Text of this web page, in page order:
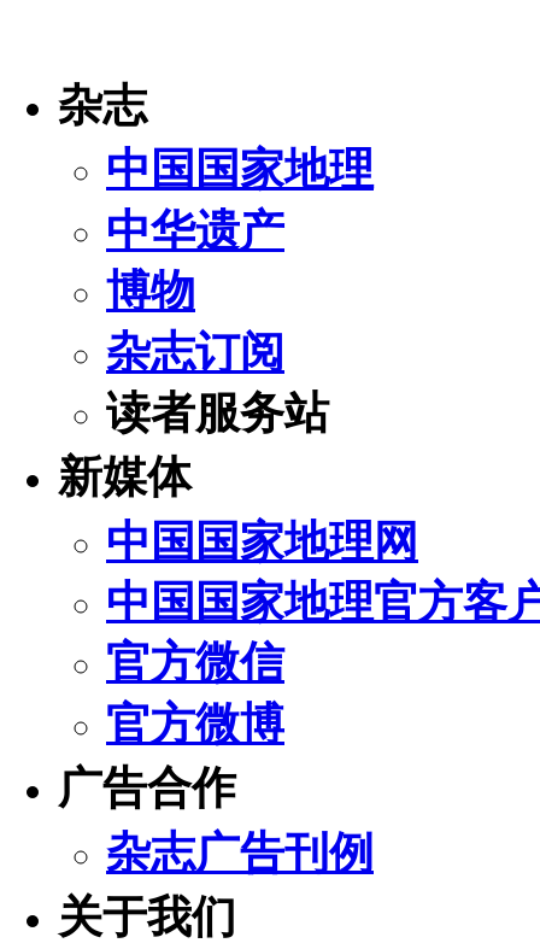
杂志
中国国家地理
中华遗产
博物
杂志订阅
读者服务站
新媒体
中国国家地理网
中国国家地理官方客
官方微信
官方微博
广告合作
杂志广告刊例
关于我们